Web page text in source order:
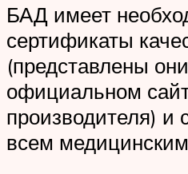
БАД имеет
сертификаты
(представлены
официальном
производителя) и
всем